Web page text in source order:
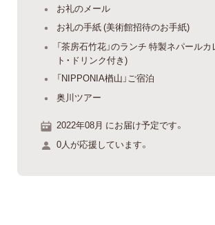
お礼のメール
お礼の手紙 (美術館招待のお手紙)
「茶房石竹花」のランチ 特製ネパール
ト・ドリンク付き)
「NIPPONIA楢山」ご宿泊
奥川ツアー
2022年08月 にお届け予定です。
0人が応援しています。